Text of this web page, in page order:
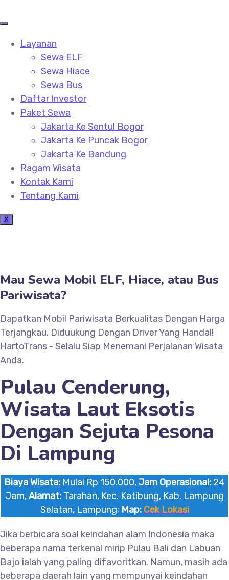
Layanan
Sewa ELF
Sewa Hiace
Sewa Bus
Daftar Investor
Paket Sewa
Jakarta Ke Sentul Bogor
Jakarta Ke Puncak Bogor
Jakarta Ke Bandung
Ragam Wisata
Kontak Kami
Tentang Kami
X
Mau Sewa Mobil ELF, Hiace, atau Bus
Pariwisata?
Dapatkan Mobil Pariwisata Berkualitas Dengan Harga
Terjangkau, Diduukung Dengan Driver Yang Handal!
HartoTrans - Selalu Siap Menemani Perjalanan Wisata
Anda.
Pulau Cenderung,
Wisata Laut Eksotis
Dengan Sejuta Pesona
Di Lampung
Biaya Wisata: Mulai Rp 150.000,Jam Operasional: 24
Jam,Alamat:Tarahan, Kec. Katibung, Kab. Lampung
Selatan, Lampung; Map: Cek Lokasi
Jika berbicara soal keindahan alam Indonesia maka
beberapa nama terkenal mirip Pulau Bali dan Labuan
Bajo ialah yang paling difavoritkan. Namun, masih ada
beberapa daerah lain yang mempunyai keindahan